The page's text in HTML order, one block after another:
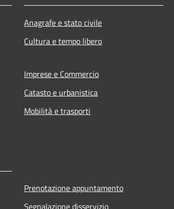
Anagrafe e stato civile
Cultura e tempo libero
Imprese e Commercio
Catasto e urbanistica
Mobilità e trasporti
Prenotazione appuntamento